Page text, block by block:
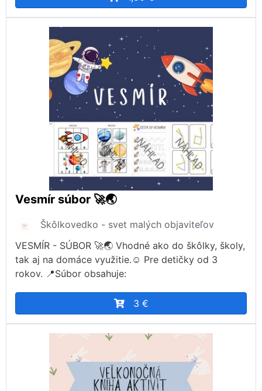
Vesmír súbor 🚀🌏
Škôlkovedko - svet malých objaviteľov
VESMÍR - SÚBOR 🚀🌏 Vhodné ako do škôlky, školy,
tak aj na domáce využitie.☺️ Pre detičky od 3
rokov. 📍Súbor obsahuje:
3 €